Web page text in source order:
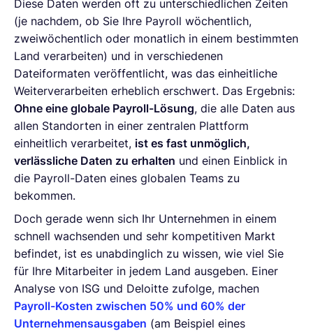
Diese Daten werden oft zu unterschiedlichen Zeiten
(je nachdem, ob Sie Ihre Payroll wöchentlich,
zweiwöchentlich oder monatlich in einem bestimmten
Land verarbeiten) und in verschiedenen
Dateiformaten veröffentlicht, was das einheitliche
Weiterverarbeiten erheblich erschwert. Das Ergebnis:
Ohne eine globale Payroll-Lösung, die alle Daten aus
allen Standorten in einer zentralen Plattform
einheitlich verarbeitet, ist es fast unmöglich,
verlässliche Daten zu erhalten und einen Einblick in
die Payroll-Daten eines globalen Teams zu
bekommen.
Doch gerade wenn sich Ihr Unternehmen in einem
schnell wachsenden und sehr kompetitiven Markt
befindet, ist es unabdinglich zu wissen, wie viel Sie
für Ihre Mitarbeiter in jedem Land ausgeben. Einer
Analyse von ISG und Deloitte zufolge, machen
Payroll-Kosten zwischen 50% und 60% der
Unternehmensausgaben (am Beispiel eines